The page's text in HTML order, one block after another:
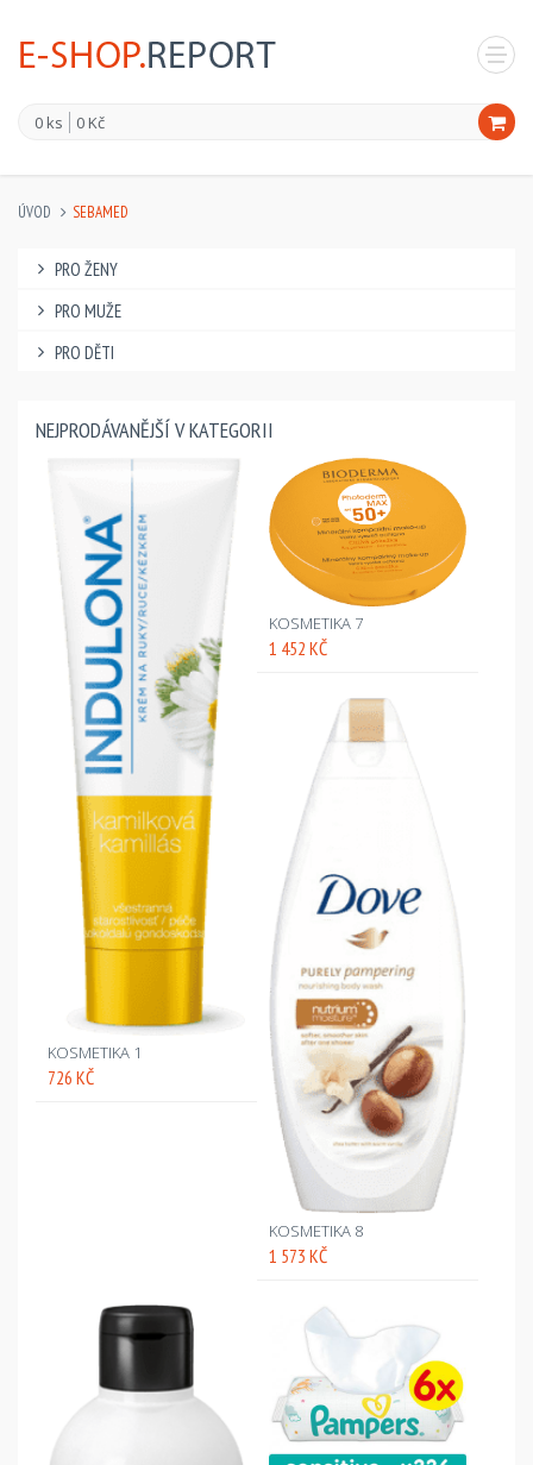
0 ks 0 Kč
ÚVOD SEBAMED
PRO ŽENY
PRO MUŽE
PRO DĚTI
NEJPRODÁVANĚJŠÍ V KATEGORII
KOSMETIKA 1
726 KČ
KOSMETIKA 7
1 452 KČ
KOSMETIKA 8
1 573 KČ